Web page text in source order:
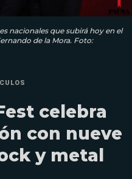
nacionales que subirá hoy en el
de la Mora. Foto:
celebra
con nueve
y metal